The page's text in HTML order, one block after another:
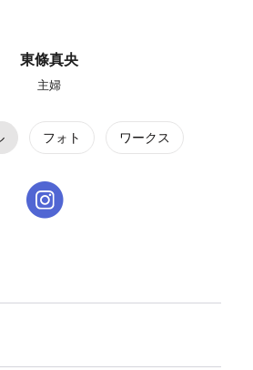
東條真央
主婦
フォト ワークス